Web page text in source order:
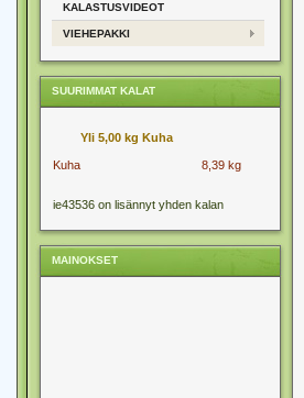
KALASTUSVIDEOT
VIEHEPAKKI
SUURIMMAT KALAT
Yli 5,00 kg Kuha
Kuha 8,39 kg
ie43536 on lisännyt yhden kalan
MAINOKSET